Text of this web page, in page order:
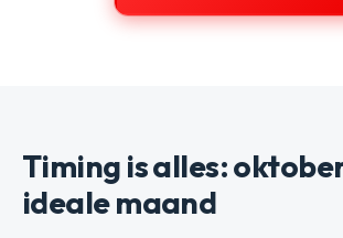
Timing is alles:
ideale maand